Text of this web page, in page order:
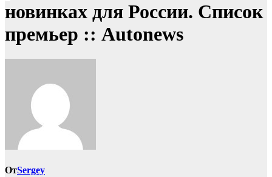
новинках для России. Список
премьер :: Autonews
ОтSergey